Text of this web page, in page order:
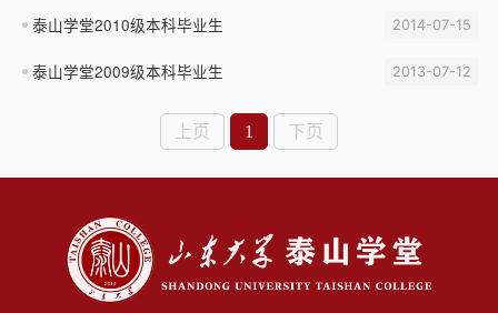
泰山学堂2010级本科毕业生 2014-07-15
泰山学堂2009级本科毕业生 2013-07-12
上页 1 下页